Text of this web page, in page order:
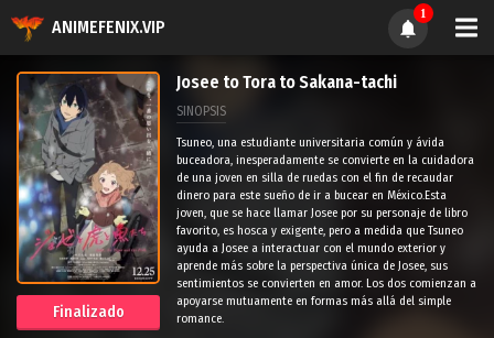
ANIMEFENIX.VIP
1
Finalizado
Josee to Tora to Sakana-tachi
SINOPSIS
Tsuneo, una estudiante universitaria común y ávida
buceadora, inesperadamente se convierte en la cuidadora
de una joven en silla de ruedas con el fin de recaudar
dinero para este sueño de ir a bucear en México.Esta
joven, que se hace llamar Josee por su personaje de libro
favorito, es hosca y exigente, pero a medida que Tsuneo
ayuda a Josee a interactuar con el mundo exterior y
aprende más sobre la perspectiva única de Josee, sus
sentimientos se convierten en amor. Los dos comienzan a
apoyarse mutuamente en formas más allá del simple
romance.